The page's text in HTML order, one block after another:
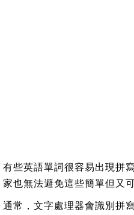
有些英語單詞很容易出現拼
家也無法避免這些簡單但又
通常，文字處理器會識別拼